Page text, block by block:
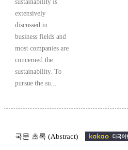
sustainability is
extensively
discussed in
business fields and
most companies are
concerned the
sustainability. To
pursue the su...
국문 초록 (Abstract)